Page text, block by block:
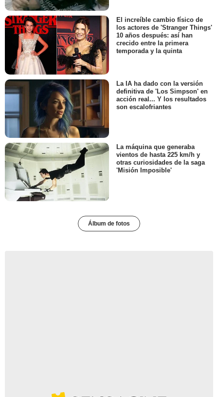
El increíble cambio físico de
los actores de 'Stranger Things'
10 años después: así han
crecido entre la primera
temporada y la quinta
La IA ha dado con la versión
definitiva de 'Los Simpson' en
acción real... Y los resultados
son escalofriantes
La máquina que generaba
vientos de hasta 225 km/h y
otras curiosidades de la saga
'Misión Imposible'
Álbum de fotos